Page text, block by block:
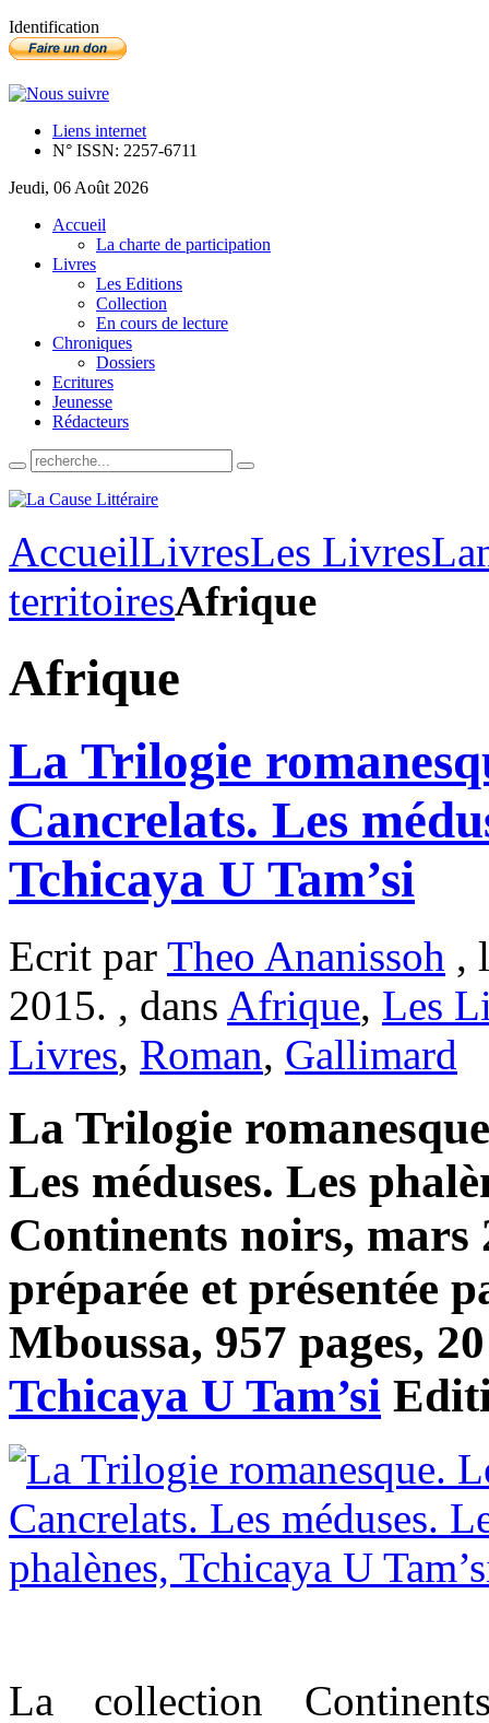
Identification
Liens internet
N° ISSN: 2257-6711
Jeudi, 06 Août 2026
Accueil
La charte de participation
Livres
Les Editions
Collection
En cours de lecture
Chroniques
Dossiers
Ecritures
Jeunesse
Rédacteurs
AccueilLivresLes Livres
territoiresAfrique
Afrique
La Trilogie
Cancrelats. Les
Tchicaya U Tam’si
Ecrit par Theo Ananissoh ,
2015. , dans Afrique, Les
Livres, Roman, Gallimard
La Trilogie
Les méduses. Les
Continents noirs, mars
préparée et présentée
Mboussa, 957 pages,
Tchicaya U Tam’si
La collection